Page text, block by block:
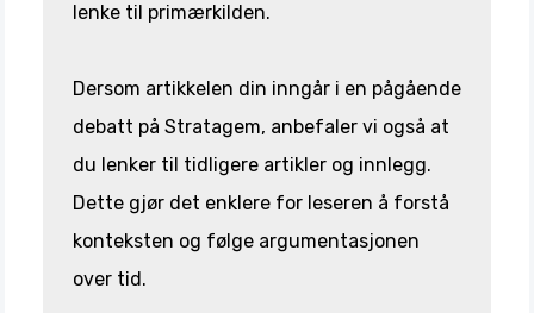
lenke til primærkilden.
Dersom artikkelen din inngår i en pågående
debatt på Stratagem, anbefaler vi også at
du lenker til tidligere artikler og innlegg.
Dette gjør det enklere for leseren å forstå
konteksten og følge argumentasjonen
over tid.